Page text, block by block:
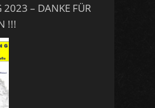
2023 – DANKE FÜR
!!!